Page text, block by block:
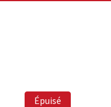
Épuisé